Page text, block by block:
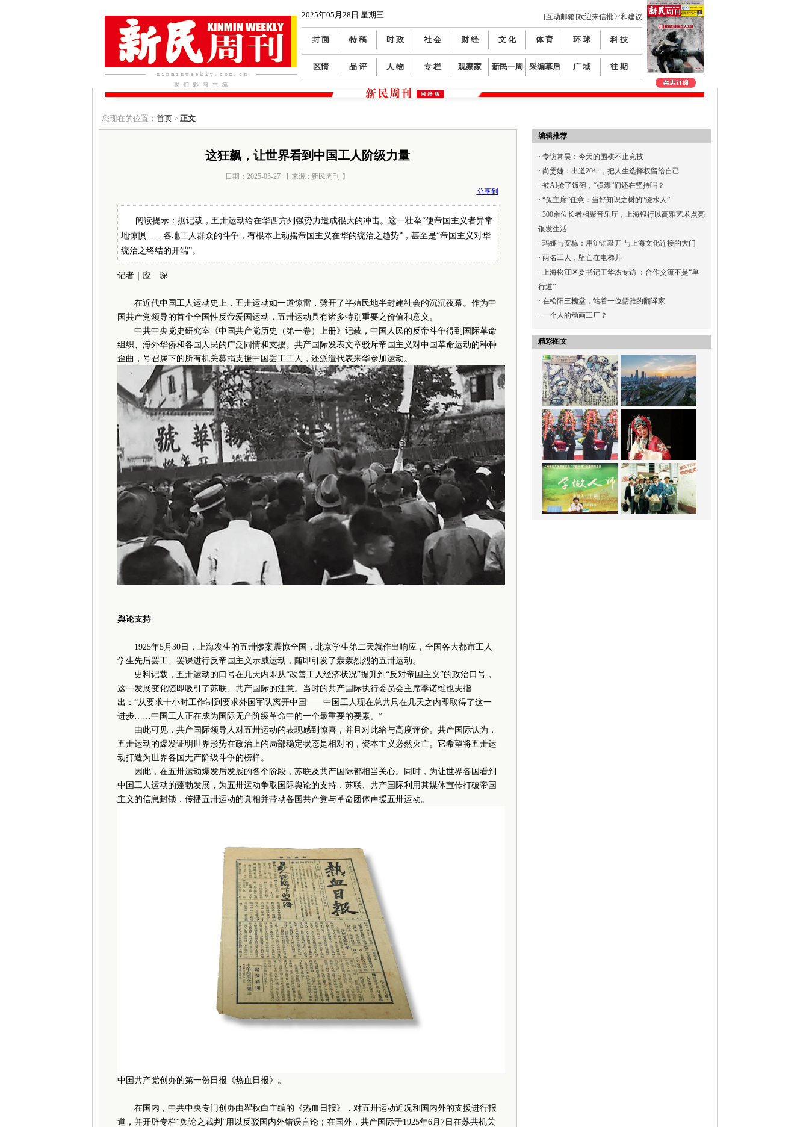
2025年05月28日 星期三 [互动邮箱]欢迎来信批评和建议
封 面 特 稿 时 政 社 会 财 经 文 化 体 育 环 球 科 技
区情 品 评 人 物 专 栏 观察家 新民一周 采编幕后 广 域 往 期
您现在的位置： 首页> 正文
这狂飙，让世界看到中国工人阶级力量
日期：2025-05-27 【 来源 : 新民周刊 】
分享到
阅读提示：据记载，五卅运动给在华西方列强势力造成很大的冲击。这一壮举“使帝国主义者异常
地惊惧……各地工人群众的斗争，有根本上动摇帝国主义在华的统治之趋势”，甚至是“帝国主义对华
统治之终结的开端”。
记者｜应 琛
在近代中国工人运动史上，五卅运动如一道惊雷，劈开了半殖民地半封建社会的沉沉夜幕。作为中
国共产党领导的首个全国性反帝爱国运动，五卅运动具有诸多特别重要之价值和意义。
中共中央党史研究室《中国共产党历史（第一卷）上册》记载，中国人民的反帝斗争得到国际革命
组织、海外华侨和各国人民的广泛同情和支援。共产国际发表文章驳斥帝国主义对中国革命运动的种种
歪曲，号召属下的所有机关募捐支援中国罢工工人，还派遣代表来华参加运动。
舆论支持
1925年5月30日，上海发生的五卅惨案震惊全国，北京学生第二天就作出响应，全国各大都市工人
学生先后罢工、罢课进行反帝国主义示威运动，随即引发了轰轰烈烈的五卅运动。
史料记载，五卅运动的口号在几天内即从“改善工人经济状况”提升到“反对帝国主义”的政治口号，
这一发展变化随即吸引了苏联、共产国际的注意。当时的共产国际执行委员会主席季诺维也夫指
出：“从要求十小时工作制到要求外国军队离开中国——中国工人现在总共只在几天之内即取得了这一
进步……中国工人正在成为国际无产阶级革命中的一个最重要的要素。”
由此可见，共产国际领导人对五卅运动的表现感到惊喜，并且对此给与高度评价。共产国际认为，
五卅运动的爆发证明世界形势在政治上的局部稳定状态是相对的，资本主义必然灭亡。它希望将五卅运
动打造为世界各国无产阶级斗争的榜样。
因此，在五卅运动爆发后发展的各个阶段，苏联及共产国际都相当关心。同时，为让世界各国看到
中国工人运动的蓬勃发展，为五卅运动争取国际舆论的支持，苏联、共产国际利用其媒体宣传打破帝国
主义的信息封锁，传播五卅运动的真相并带动各国共产党与革命团体声援五卅运动。
中国共产党创办的第一份日报《热血日报》。
在国内，中共中央专门创办由瞿秋白主编的《热血日报》，对五卅运动近况和国内外的支援进行报
道，并开辟专栏“舆论之裁判”用以反驳国内外错误言论；在国外，共产国际于1925年6月7日在苏共机关
编辑推荐
· 专访常昊：今天的围棋不止竞技
· 尚雯婕：出道20年，把人生选择权留给自己
· 被AI抢了饭碗，“横漂”们还在坚持吗？
· “兔主席”任意：当好知识之树的“浇水人”
· 300余位长者相聚音乐厅，上海银行以高雅艺术点亮
银发生活
· 玛娅与安栋：用沪语敲开 与上海文化连接的大门
· 两名工人，坠亡在电梯井
· 上海松江区委书记王华杰专访 ：合作交流不是“单
行道”
· 在松阳三槐堂，站着一位儒雅的翻译家
· 一个人的动画工厂？
精彩图文